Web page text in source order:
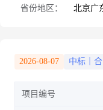
省份地区： 北京广
2026-08-07 中标｜
项目编号